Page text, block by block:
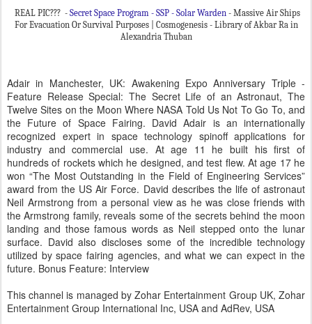
REAL PIC??? - Secret Space Program - SSP - Solar Warden- Massive Air Ships
For Evacuation Or Survival Purposes | Cosmogenesis - Library of Akbar Ra in
Alexandria Thuban
Adair in Manchester, UK: Awakening Expo Anniversary Triple -
Feature Release Special: The Secret Life of an Astronaut, The
Twelve Sites on the Moon Where NASA Told Us Not To Go To, and
the Future of Space Fairing. David Adair is an internationally
recognized expert in space technology spinoff applications for
industry and commercial use. At age 11 he built his first of
hundreds of rockets which he designed, and test flew. At age 17 he
won “The Most Outstanding in the Field of Engineering Services”
award from the US Air Force. David describes the life of astronaut
Neil Armstrong from a personal view as he was close friends with
the Armstrong family, reveals some of the secrets behind the moon
landing and those famous words as Neil stepped onto the lunar
surface. David also discloses some of the incredible technology
utilized by space fairing agencies, and what we can expect in the
future. Bonus Feature: Interview
This channel is managed by Zohar Entertainment Group UK, Zohar
Entertainment Group International Inc, USA and AdRev, USA